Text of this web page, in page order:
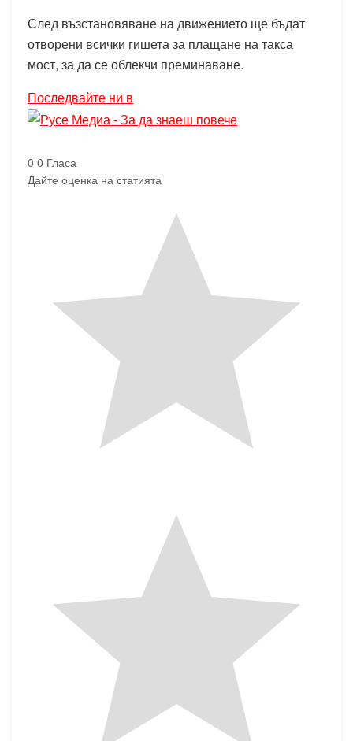
След възстановяване на движението ще бъдат
отворени всички гишета за плащане на такса
мост, за да се облекчи преминаване.
Последвайте ни в
0 0 Гласа
Дайте оценка на статията